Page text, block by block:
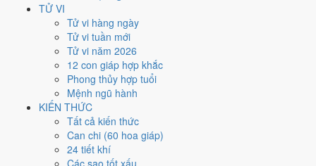
TỬ VI
Tử vi hàng ngày
Tử vi tuần mới
Tử vi năm 2026
12 con giáp hợp khắc
Phong thủy hợp tuổi
Mệnh ngũ hành
KIẾN THỨC
Tất cả kiến thức
Can chi (60 hoa giáp)
24 tiết khí
Các sao tốt xấu
Bính Ngọ
Ngày Đinh Hợi có TrựcBình(ngày bình hòa, ổn định, không thiên
hung cát) và gặp SaoCâu Trận hắc đạo
4.0/10nên đây làNgày Hung
định lớn khó đảo ngược.
Mão, Mùi, Dầnhợp ngày; tuổi
Ngày 10/9/2026 chỉ đạt4.0/10cho việc trọng đại. Có
để thay thế, xem mục xử lý bên dưới.